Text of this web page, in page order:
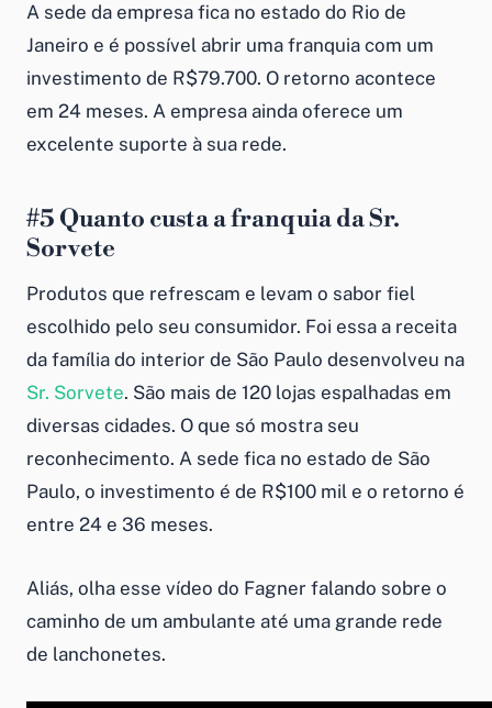
A sede da empresa fica no estado do Rio de
Janeiro e é possível abrir uma franquia com um
investimento de R$79.700. O retorno acontece
em 24 meses. A empresa ainda oferece um
excelente suporte à sua rede.
#5 Quanto custa a franquia daSr.
Sorvete
Produtos que refrescam e levam o sabor fiel
escolhido pelo seu consumidor. Foi essa a receita
da família do interior de São Paulo desenvolveu na
Sr. Sorvete. São mais de 120 lojas espalhadas em
diversas cidades. O que só mostra seu
reconhecimento. A sede fica no estado de São
Paulo, o investimento é de R$100 mil e o retorno é
entre 24 e 36 meses.
Aliás, olha esse vídeo do Fagner falando sobre o
caminho de um ambulante até uma grande rede
de lanchonetes.